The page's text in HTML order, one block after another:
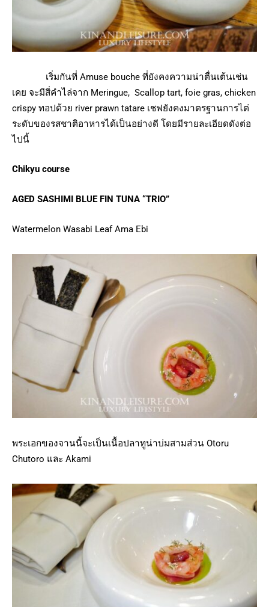
เริ่มกันที่ Amuse bouche ที่ยังคงความน่าตื่นเต้นเช่น
เคย จะมีสี่คำไล่จาก Meringue, Scallop tart, foie gras, chicken
crispy ทอปด้วย river prawn tatare เชฟยังคงมาตรฐานการไต่
ระดับของรสชาติอาหารได้เป็นอย่างดี โดยมีรายละเอียดดังต่อ
ไปนี้
Chikyu course
AGED SASHIMI BLUE FIN TUNA “TRIO”
Watermelon Wasabi Leaf Ama Ebi
พระเอกของจานนี้จะเป็นเนื้อปลาทูน่าบ่มสามส่วน Otoru
Chutoro และ Akami